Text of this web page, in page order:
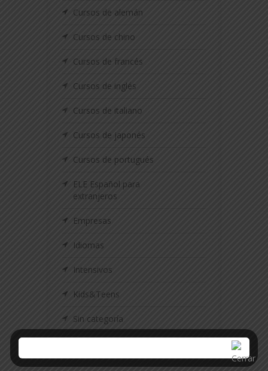
Cursos de alemán
Cursos de chino
Cursos de francés
Cursos de inglés
Cursos de italiano
Cursos de japonés
Cursos de portugués
ELE Español para
extranjeros
Empresas
Idiomas
Intensivos
Kids&Teens
Sin categoría